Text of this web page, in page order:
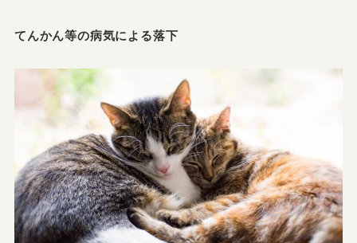
てんかん等の病気による落下